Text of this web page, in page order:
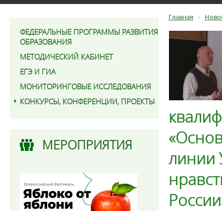
ФЕДЕРАЛЬНЫЕ ПРОГРАММЫ РАЗВИТИЯ
ОБРАЗОВАНИЯ
МЕТОДИЧЕСКИЙ КАБИНЕТ
ЕГЭ И ГИА
МОНИТОРИНГОВЫЕ ИССЛЕДОВАНИЯ
КОНКУРСЫ, КОНФЕРЕНЦИИ, ПРОЕКТЫ
МЕРОПРИЯТИЯ
Главная
линии